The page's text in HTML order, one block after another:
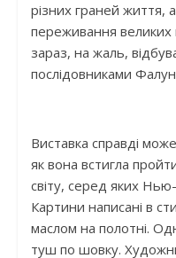
різних граней життя,
переживання великих
зараз, на жаль,
послідовниками
Виставка справді
як вона встигла
світу, серед яких
Картини написані в
маслом на полотні.
туш по шовку.